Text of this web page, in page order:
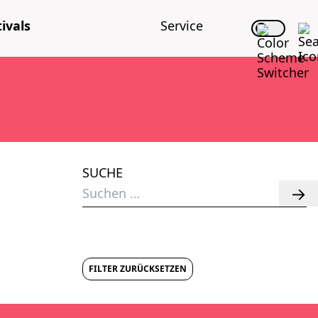
Ser­vice
SUCHE
Suchen
nach:
FILTER ZURÜCKSETZEN